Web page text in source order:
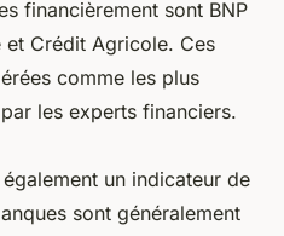
financièrement sont BNP
et Crédit Agricole. Ces
comme les plus
les experts financiers.
un indicateur de
sont généralement